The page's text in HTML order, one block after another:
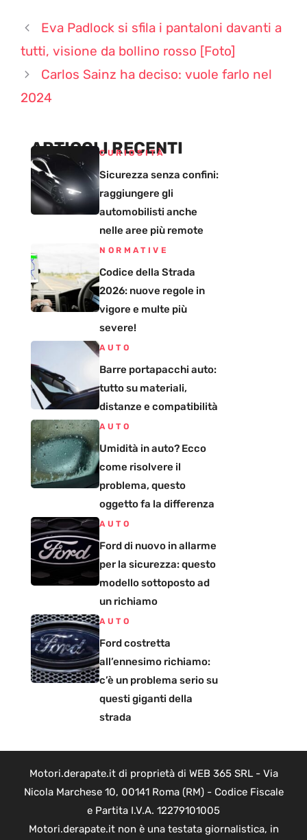
Eva Padlock si sfila i pantaloni davanti a
tutti, visione da bollino rosso [Foto]
Carlos Sainz ha deciso: vuole farlo nel
2024
ARTICOLI RECENTI
CURIOSITÀ
Sicurezza senza confini:
raggiungere gli
automobilisti anche
nelle aree più remote
NORMATIVE
Codice della Strada
2026: nuove regole in
vigore e multe più
severe!
AUTO
Barre portapacchi auto:
tutto su materiali,
distanze e compatibilità
AUTO
Umidità in auto? Ecco
come risolvere il
problema, questo
oggetto fa la differenza
AUTO
Ford di nuovo in allarme
per la sicurezza: questo
modello sottoposto ad
un richiamo
AUTO
Ford costretta
all’ennesimo richiamo:
c’è un problema serio su
questi giganti della
strada
Motori.derapate.it di proprietà di WEB 365 SRL - Via
Nicola Marchese 10, 00141 Roma (RM) - Codice Fiscale
e Partita I.V.A. 12279101005
Motori.derapate.it non è una testata giornalistica, in